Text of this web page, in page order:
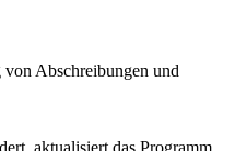
Abschreibungen und
aktualisiert das Programm